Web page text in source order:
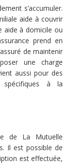
s’accumuler.
aide à couvrir
aide à domicile ou
prend en
de maintenir
une charge
aussi pour des
spécifiques à la
de La Mutuelle
Il est possible de
est effectuée,